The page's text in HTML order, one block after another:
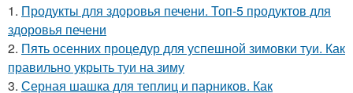
1. Продукты для здоровья печени. Топ-5 продуктов для
здоровья печени
2. Пять осенних процедур для успешной зимовки туи. Как
правильно укрыть туи на зиму
3. Серная шашка для теплиц и парников. Как